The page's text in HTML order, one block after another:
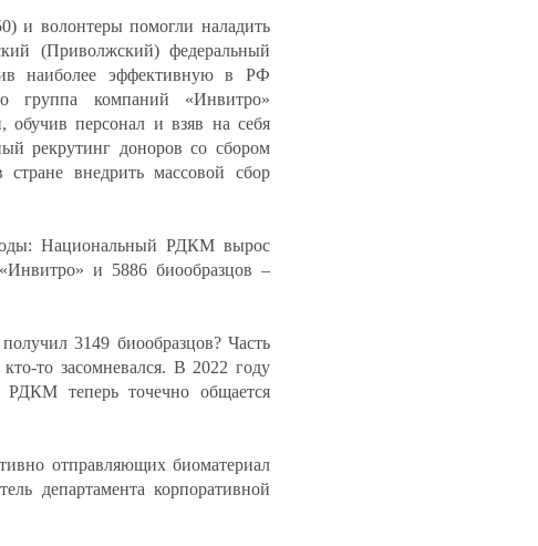
и волонтеры помогли наладить
(Приволжский) федеральный
наиболее эффективную в РФ
группа компаний «Инвитро»
обучив персонал и взяв на себя
рекрутинг доноров со сбором
внедрить массовой сбор
Национальный РДКМ вырос
и 5886 биообразцов –
3149 биообразцов? Часть
то засомневался. В 2022 году
теперь точечно общается
отправляющих биоматериал
департамента корпоративной